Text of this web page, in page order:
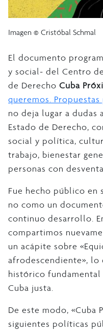
Imagen © Cristóbal Schmal
El documento
y social- del Centro
de Derecho Cuba
queremos.
no deja lugar a dudas
Estado de Derecho,
social y política,
trabajo, bienestar
personas con
Fue hecho público en
no como un
continuo desarrollo.
compartimos
un acápite sobre
afrodescendiente», lo
histórico
Cuba justa.
De este modo, «Cuba
siguientes políticas